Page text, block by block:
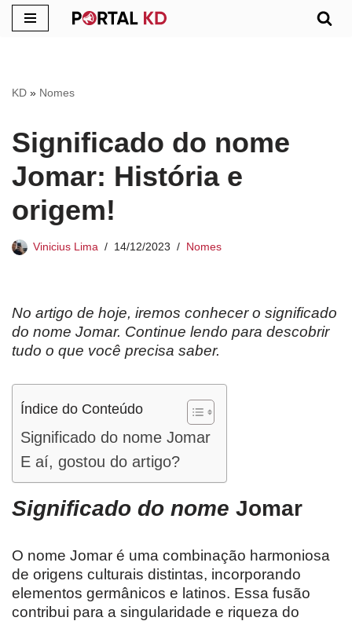
conteúdo
KD » Nomes
Significado do nome
Jomar: História e
origem!
Vinicius Lima 14/12/2023 Nomes
No artigo de hoje, iremos conhecer o significado
do nome Jomar. Continue lendo para descobrir
tudo o que você precisa saber.
Índice do Conteúdo
Significado do nome Jomar
E aí, gostou do artigo?
Significado do nome Jomar
O nome Jomar é uma combinação harmoniosa
de origens culturais distintas, incorporando
elementos germânicos e latinos. Essa fusão
contribui para a singularidade e riqueza do